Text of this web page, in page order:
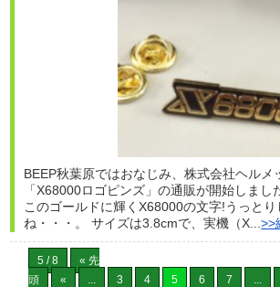
BEEP秋葉原ではおなじみ、株式会社ヘルメ
「X68000ロゴピンズ」の通販が開始しまし
このゴールドに輝くX68000の文字!うっとり
ね・・・。 サイズは3.8cmで、実機（X...>>
5 / 8
« 先
頭
« ... 3 4 5 6 7 ...